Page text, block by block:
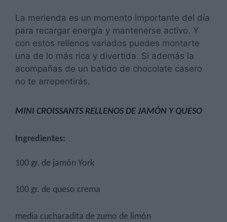
La merienda es un momento importante del día
para recargar energía y mantenerse activo. Y
con estos rellenos variados puedes montarte
una de lo más rica y divertida. Si además la
acompañas de un batido de chocolate casero
no te arrepentirás.
MINI CROISSANTS RELLENOS DE JAMÓN Y QUESO
Ingredientes:
100 gr. de jamón York
100 gr. de queso crema
media cucharadita de zumo de limón